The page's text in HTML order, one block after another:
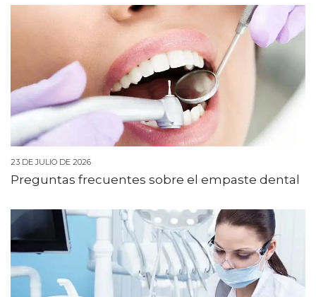
23 DE JULIO DE 2026
Preguntas frecuentes sobre el empaste dental